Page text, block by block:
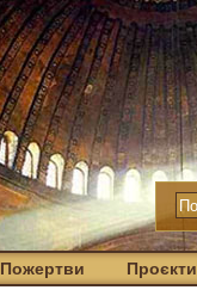
Пожертви